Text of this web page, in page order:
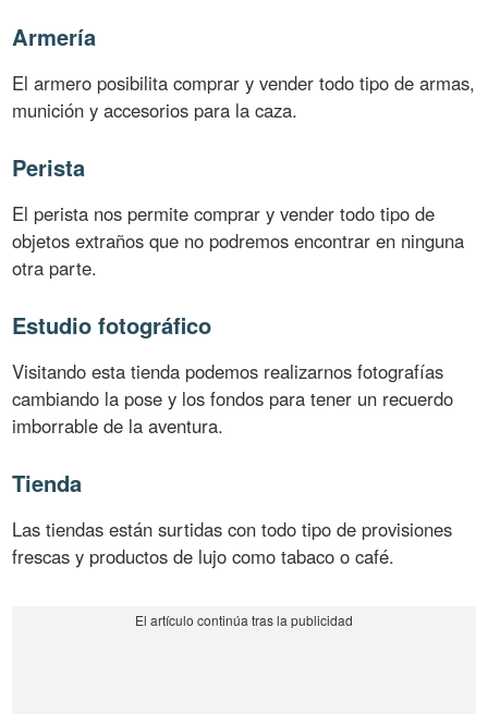
Armería
El armero posibilita comprar y vender todo tipo de armas,
munición y accesorios para la caza.
Perista
El perista nos permite comprar y vender todo tipo de
objetos extraños que no podremos encontrar en ninguna
otra parte.
Estudio fotográfico
Visitando esta tienda podemos realizarnos fotografías
cambiando la pose y los fondos para tener un recuerdo
imborrable de la aventura.
Tienda
Las tiendas están surtidas con todo tipo de provisiones
frescas y productos de lujo como tabaco o café.